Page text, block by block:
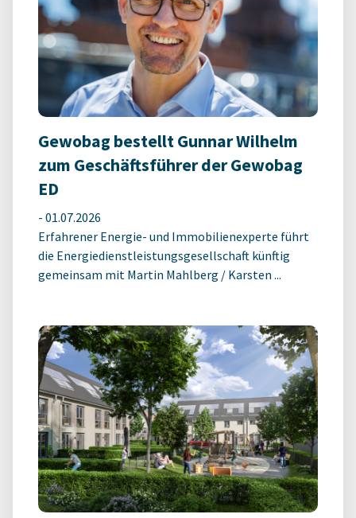
Gewobag bestellt Gunnar Wilhelm
zum Geschäftsführer der Gewobag
ED
- 01.07.2026
Erfahrener Energie- und Immobilienexperte führt
die Energiedienstleistungsgesellschaft künftig
gemeinsam mit Martin Mahlberg / Karsten ...